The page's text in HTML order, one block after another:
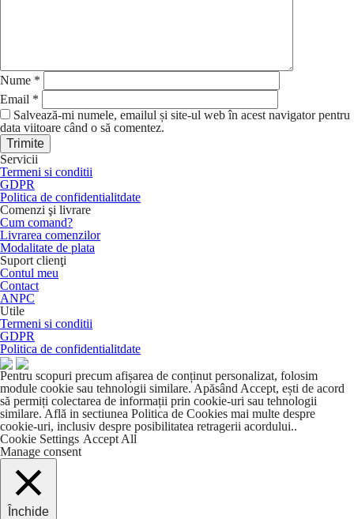
Nume *
Email *
Salvează-mi numele, emailul și site-ul web în acest navigator pentru
data viitoare când o să comentez.
Servicii
Termeni si conditii
GDPR
Politica de confidentialitdate
Comenzi şi livrare
Cum comand?
Livrarea comenzilor
Modalitate de plata
Suport clienţi
Contul meu
Contact
ANPC
Utile
Termeni si conditii
GDPR
Politica de confidentialitdate
Pentru scopuri precum afișarea de conținut personalizat, folosim
module cookie sau tehnologii similare. Apăsând Accept, ești de acord
să permiți colectarea de informații prin cookie-uri sau tehnologii
similare. Află in sectiunea Politica de Cookies mai multe despre
cookie-uri, inclusiv despre posibilitatea retragerii acordului..
Cookie Settings Accept All
Manage consent
Închide